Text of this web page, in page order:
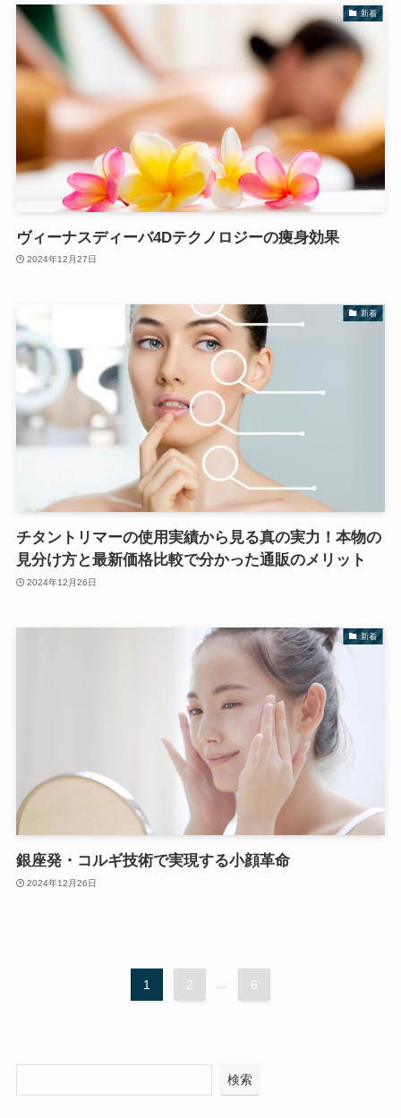
新着
ヴィーナスディーバ4Dテクノロジーの痩身効果
2024年12月27日
新着
チタントリマーの使用実績から見る真の実力！本物の
見分け方と最新価格比較で分かった通販のメリット
2024年12月26日
新着
銀座発・コルギ技術で実現する小顔革命
2024年12月26日
1 2 ... 6
検索